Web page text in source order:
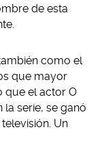
de esta
como el
que mayor
que el actor O
la serie, se ganó
Un